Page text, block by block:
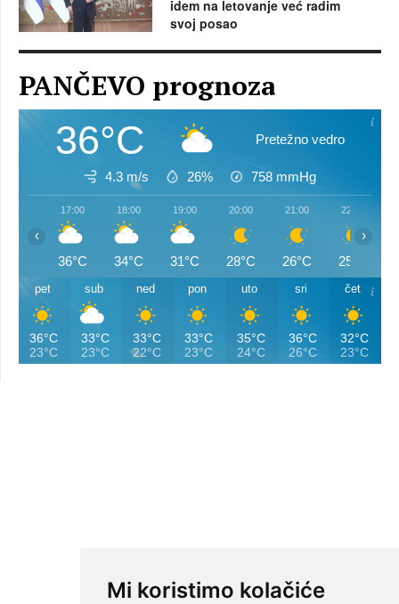
Mi koristimo kolačiće
idem na letovanje već radim
svoj posao
PANČEVO prognoza
36°C Pretežno vedro
4.3 m/s 26% 758 mmHg
17:00
36°C
18:00
34°C
19:00
31°C
20:00
28°C
21:00
26°C
22:00
25°C
‹ ›
pet
36°C
23°C
sub
33°C
23°C
ned
33°C
22°C
pon
33°C
23°C
uto
35°C
24°C
sri
36°C
26°C
čet
32°C
23°C